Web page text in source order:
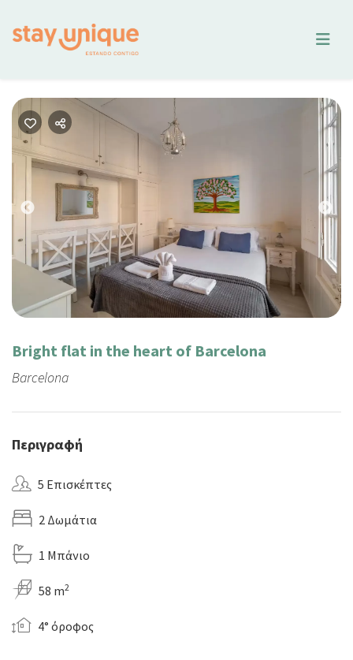
Previous
Bright flat in the heart of Barcelona
Barcelona
Περιγραφή
5 Επισκέπτες
2 Δωμάτια
1 Μπάνιο
58 m2
4° όροφος